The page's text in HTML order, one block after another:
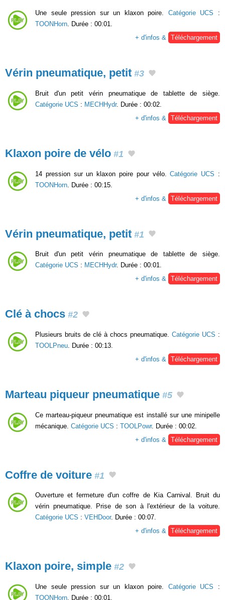
Une seule pression sur un klaxon poire. Catégorie UCS :
TOONHorn. Durée : 00:01.
+ d'infos & Téléchargement
Vérin pneumatique, petit #3
Bruit d'un petit vérin pneumatique de tablette de siège.
Catégorie UCS : MECHHydr. Durée : 00:02.
+ d'infos &
Téléchargement
Klaxon poire de vélo #1
14 pression sur un klaxon poire pour vélo.Catégorie UCS :
TOONHorn . Durée : 00:15.
+ d'infos &
Téléchargement
Vérin pneumatique, petit #1
Bruit d'un petit vérin pneumatique de tablette de siège.
Catégorie UCS : MECHHydr. Durée : 00:01.
+ d'infos & Téléchargement
Clé à chocs #2
Plusieurs bruits de clé à chocs pneumatique. Catégorie UCS :
TOOLPneu . Durée : 00:13.
+ d'infos &
Téléchargement
Marteau piqueur pneumatique #5
Ce marteau-piqueur pneumatique est installé sur une minipelle
mécanique. Catégorie UCS : TOOLPowr. Durée : 00:02.
+ d'infos &
Téléchargement
Coffre de voiture #1
Ouverture et fermeture d'un coffre de Kia Carnival. Bruit du
vérin pneumatique. Prise de son à l'extérieur de la voiture.
Catégorie UCS : VEHDoor. Durée : 00:07.
+ d'infos & Téléchargement
Klaxon poire, simple #2
Une seule pression sur un klaxon poire. Catégorie UCS :
TOONHorn . Durée : 00:01.